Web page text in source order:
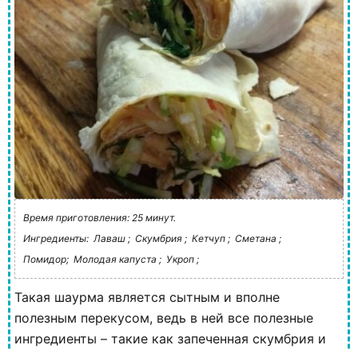
Время приготовления: 25 минут.
Ингредиенты: Лаваш ; Скумбрия ; Кетчуп ; Сметана ;
Помидор; Молодая капуста ; Укроп ;
Такая шаурма является сытным и вполне
полезным перекусом, ведь в ней все полезные
ингредиенты – такие как запеченная скумбрия и